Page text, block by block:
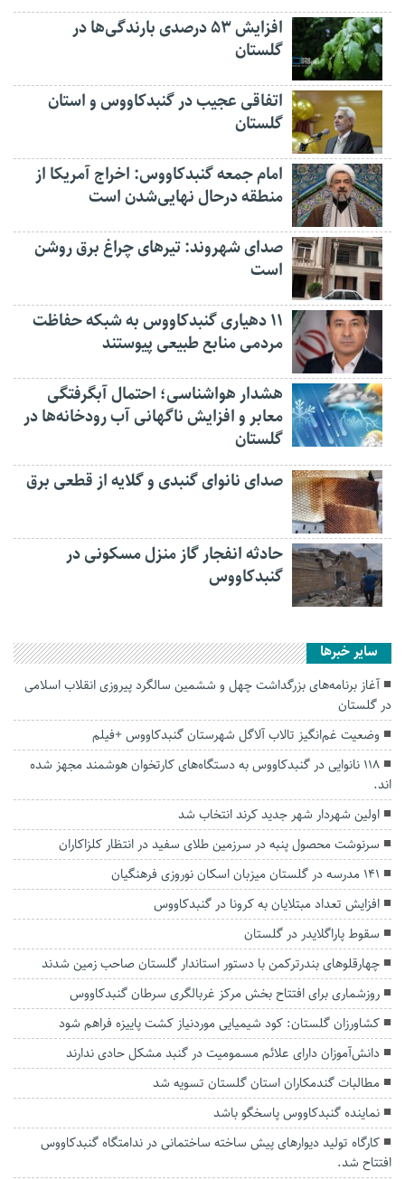
افزایش ۵۳ درصدی بارندگی‌ها در
گلستان
اتفاقی عجیب در‌ گنبدکاووس و استان
گلستان
امام جمعه گنبدکاووس: اخراج آمریکا از
منطقه درحال نهایی‌شدن است
صدای شهروند: تیرهای چراغ برق روشن
است
۱۱ دهیاری گنبدکاووس به شبکه حفاظت
مردمی منابع طبیعی پیوستند
هشدار هواشناسی؛ احتمال آبگرفتگی
معابر و افزایش ناگهانی آب رودخانه‌ها در
گلستان
صدای نانوای گنبدی و گلایه از قطعی برق
حادثه انفجار گاز منزل مسکونی در
گنبدکاووس
سایر خبرها
آغاز برنامه‌های بزرگداشت چهل و ششمین سالگرد پیروزی انقلاب اسلامی
در گلستان
وضعیت غم‌انگیز تالاب آلاگل شهرستان گنبدکاووس +فیلم
۱۱۸ نانوایی در گنبدکاووس به دستگاه‌های کارتخوان هوشمند مجهز شده
اند.
اولین شهردار شهر جدید کرند انتخاب شد
سرنوشت محصول پنبه در سرزمین طلای سفید در انتظار کلزاکاران
۱۴۱ مدرسه در گلستان میزبان اسکان نوروزی فرهنگیان
افزایش تعداد مبتلایان به کرونا در گنبدکاووس
سقوط پاراگلایدر در گلستان
چهارقلوهای بندرترکمن با دستور استاندار گلستان صاحب زمین شدند
روزشماری برای افتتاح بخش مرکز غربالگری سرطان گنبدکاووس
کشاورزان گلستان: کود شیمیایی موردنیاز کشت پاییزه فراهم شود
دانش‌آموزان دارای علائم مسمومیت در گنبد مشکل حادی ندارند
مطالبات گندمکاران استان گلستان تسویه شد
نماینده گنبدکاووس پاسخگو باشد
کارگاه تولید دیوارهای پیش ساخته ساختمانی در ندامتگاه گنبدکاووس
افتتاح شد.